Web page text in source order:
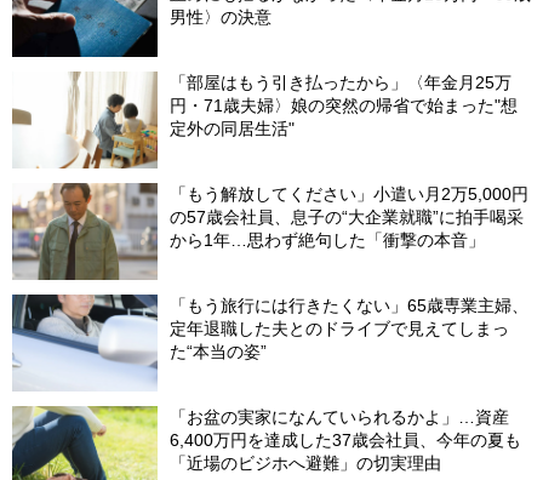
男性〉の決意
「部屋はもう引き払ったから」〈年金月25万
円・71歳夫婦〉娘の突然の帰省で始まった"想
定外の同居生活"
「もう解放してください」小遣い月2万5,000円
の57歳会社員、息子の“大企業就職”に拍手喝采
から1年…思わず絶句した「衝撃の本音」
「もう旅行には行きたくない」65歳専業主婦、
定年退職した夫とのドライブで見えてしまっ
た“本当の姿”
「お盆の実家になんていられるかよ」…資産
6,400万円を達成した37歳会社員、今年の夏も
「近場のビジホへ避難」の切実理由